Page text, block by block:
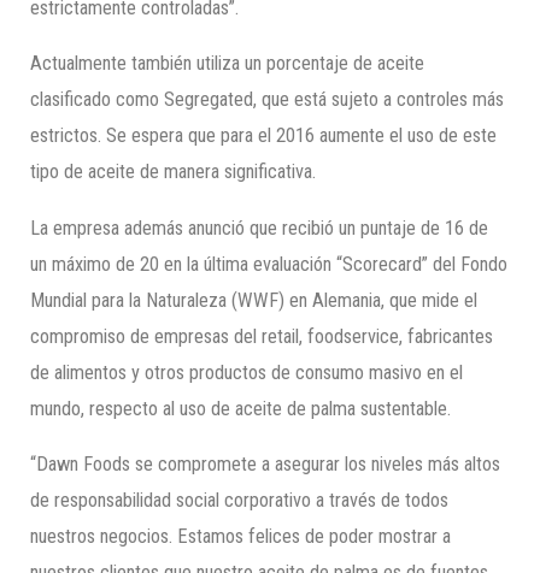
estrictamente controladas”.
Actualmente también utiliza un porcentaje de aceite
clasificado como Segregated, que está sujeto a controles más
estrictos. Se espera que para el 2016 aumente el uso de este
tipo de aceite de manera significativa.
La empresa además anunció que recibió un puntaje de 16 de
un máximo de 20 en la última evaluación “Scorecard” del Fondo
Mundial para la Naturaleza (WWF) en Alemania, que mide el
compromiso de empresas del retail, foodservice, fabricantes
de alimentos y otros productos de consumo masivo en el
mundo, respecto al uso de aceite de palma sustentable.
“Dawn Foods se compromete a asegurar los niveles más altos
de responsabilidad social corporativo a través de todos
nuestros negocios. Estamos felices de poder mostrar a